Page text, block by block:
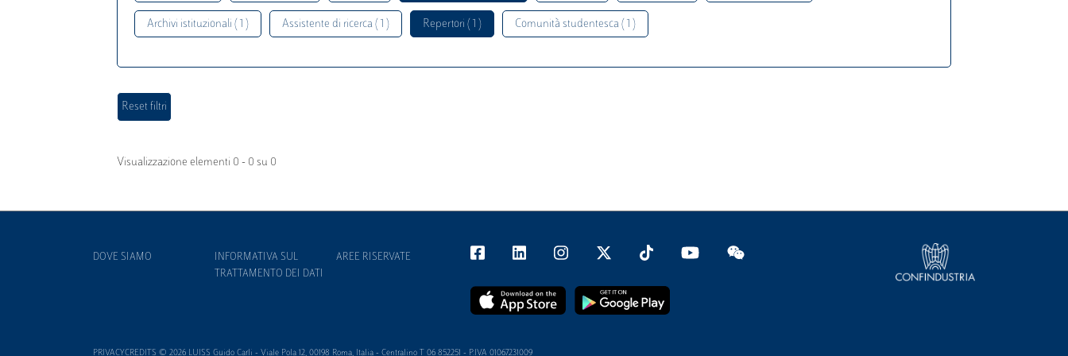
Archivi istituzionali ( 1 ) Assistente di ricerca ( 1 ) Repertori ( 1 ) Comunità studentesca ( 1 )
Visualizzazione elementi 0 - 0 su 0
DOVE SIAMO
INFORMATIVA SUL
TRATTAMENTO DEI DATI
AREE RISERVATE
PRIVACYCREDITS © 2026 LUISS Guido Carli - Viale Pola 12, 00198 Roma, Italia - Centralino T 06 852251 - P.IVA 01067231009